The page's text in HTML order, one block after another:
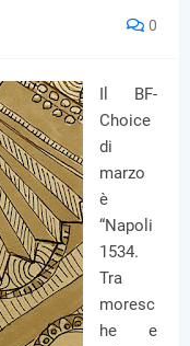
0
Il BF-
Choice
di
marzo
è
“Napoli
1534.
Tra
moresc
he e